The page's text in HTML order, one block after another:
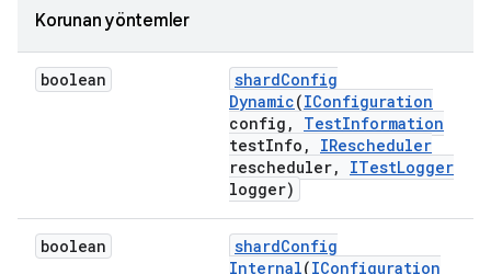
Korunan yöntemler
boolean shardConfig
Dynamic(IConfiguration
config , TestInformation
testInfo ,
IRescheduler
rescheduler, ITestLogger
logger)
boolean shardConfig
Internal(IConfiguration